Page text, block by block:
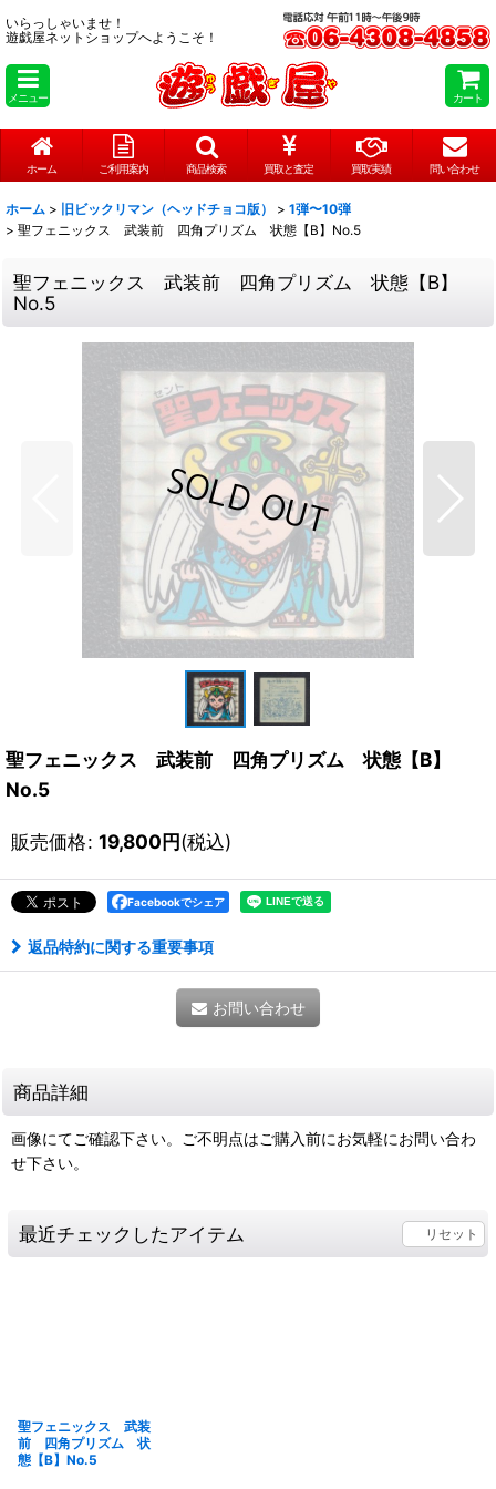
いらっしゃいませ！
遊戯屋ネットショップへようこそ！
メニュー カート
ホーム ご利用案内 商品検索 買取と査定 買取実績 問い合わせ
ホーム > 旧ビックリマン（ヘッドチョコ版） > 1弾〜10弾
> 聖フェニックス 武装前 四角プリズム 状態【B】No.5
聖フェニックス 武装前 四角プリズム 状態【B】
No.5
聖フェニックス 武装前 四角プリズム 状態【B】
No.5
販売価格: 19,800円(税込)
Facebookでシェア
返品特約に関する重要事項
お問い合わせ
商品詳細
画像にてご確認下さい。ご不明点はご購入前にお気軽にお問い合わ
せ下さい。
最近チェックしたアイテム リセット
聖フェニックス 武装
前 四角プリズム 状
態【B】No.5